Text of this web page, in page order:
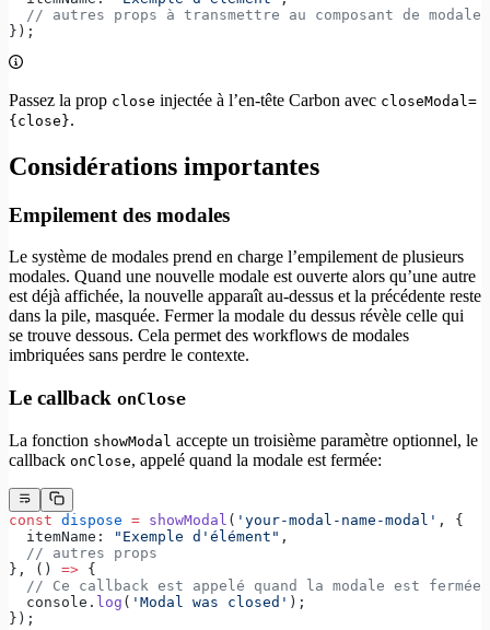
  // autres props à transmettre au composant de modale
});
Passez la prop close injectée à l’en-tête Carbon avec closeModal=
{close}.
Considérations importantes
Empilement des modales
Le système de modales prend en charge l’empilement de plusieurs
modales. Quand une nouvelle modale est ouverte alors qu’une autre
est déjà affichée, la nouvelle apparaît au-dessus et la précédente reste
dans la pile, masquée. Fermer la modale du dessus révèle celle qui
se trouve dessous. Cela permet des workflows de modales
imbriquées sans perdre le contexte.
Le callback onClose
La fonction showModal accepte un troisième paramètre optionnel, le
callback onClose, appelé quand la modale est fermée:
const dispose = showModal ( 'your-modal-name-modal' , {
  itemName:
"Exemple d'élément" ,
  // autres props
}, () => {
  // Ce callback est appelé quand la modale est fermée
  console.
log ( 'Modal was closed' );
});